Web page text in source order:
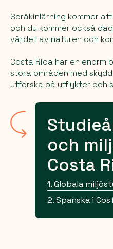
Språkinlärning kommer
och du kommer också
värdet av naturen och
Costa Rica har en enorm
stora områden med
utforska på utflykter och
och
Costa
1. Globala
2. Spanska i